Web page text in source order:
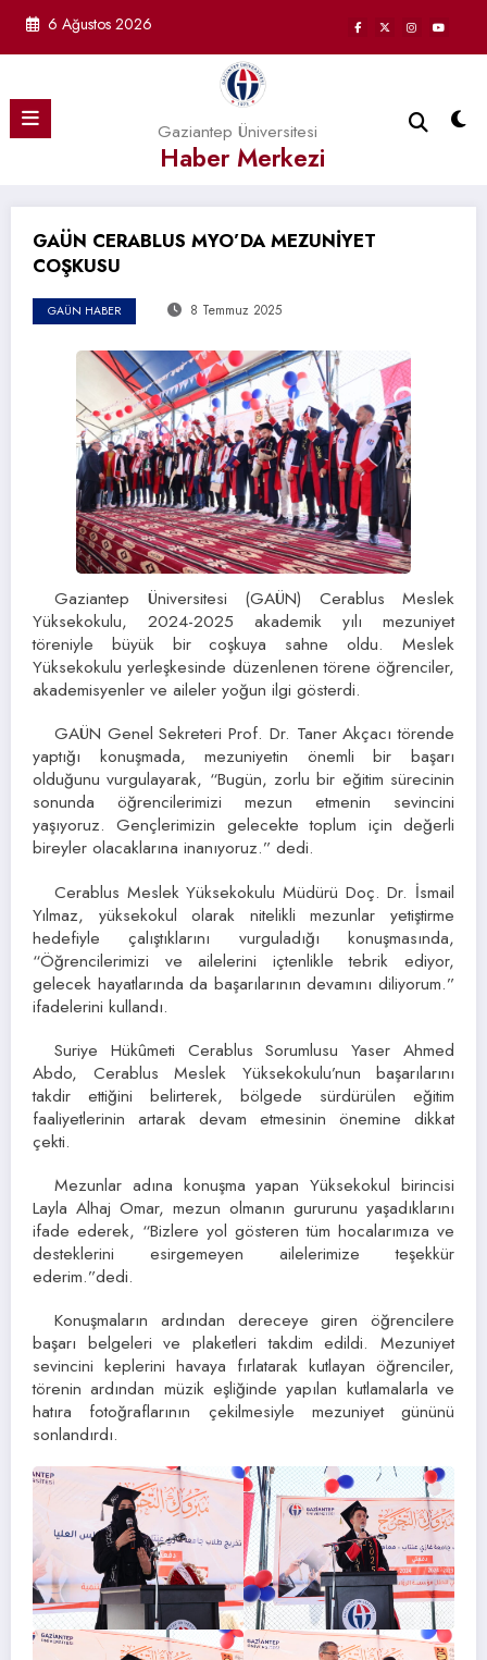
6 Ağustos 2026
Gaziantep Üniversitesi
Haber Merkezi
GAÜN CERABLUS MYO’DA MEZUNİYET
COŞKUSU
GAÜN HABER 8 Temmuz 2025
Gaziantep Üniversitesi (GAÜN) Cerablus Meslek
Yüksekokulu, 2024-2025 akademik yılı mezuniyet
töreniyle büyük bir coşkuya sahne oldu. Meslek
Yüksekokulu yerleşkesinde düzenlenen törene öğrenciler,
akademisyenler ve aileler yoğun ilgi gösterdi.
GAÜN Genel Sekreteri Prof. Dr. Taner Akçacı törende
yaptığı konuşmada, mezuniyetin önemli bir başarı
olduğunu vurgulayarak, “Bugün, zorlu bir eğitim sürecinin
sonunda öğrencilerimizi mezun etmenin sevincini
yaşıyoruz. Gençlerimizin gelecekte toplum için değerli
bireyler olacaklarına inanıyoruz.” dedi.
Cerablus Meslek Yüksekokulu Müdürü Doç. Dr. İsmail
Yılmaz, yüksekokul olarak nitelikli mezunlar yetiştirme
hedefiyle çalıştıklarını vurguladığı konuşmasında,
“Öğrencilerimizi ve ailelerini içtenlikle tebrik ediyor,
gelecek hayatlarında da başarılarının devamını diliyorum.”
ifadelerini kullandı.
Suriye Hükûmeti Cerablus Sorumlusu Yaser Ahmed
Abdo, Cerablus Meslek Yüksekokulu’nun başarılarını
takdir ettiğini belirterek, bölgede sürdürülen eğitim
faaliyetlerinin artarak devam etmesinin önemine dikkat
çekti.
Mezunlar adına konuşma yapan Yüksekokul birincisi
Layla Alhaj Omar, mezun olmanın gururunu yaşadıklarını
ifade ederek, “Bizlere yol gösteren tüm hocalarımıza ve
desteklerini esirgemeyen ailelerimize teşekkür
ederim.”dedi.
Konuşmaların ardından dereceye giren öğrencilere
başarı belgeleri ve plaketleri takdim edildi. Mezuniyet
sevincini keplerini havaya fırlatarak kutlayan öğrenciler,
törenin ardından müzik eşliğinde yapılan kutlamalarla ve
hatıra fotoğraflarının çekilmesiyle mezuniyet gününü
sonlandırdı.